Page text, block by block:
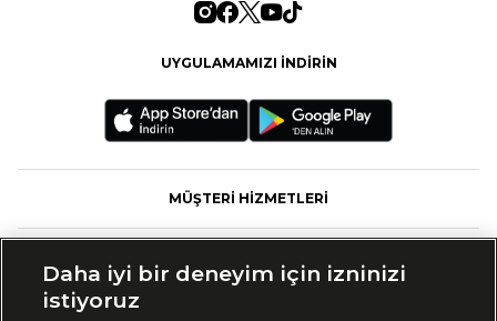
UYGULAMAMIZI İNDİRİN
MÜŞTERİ HİZMETLERİ
Daha iyi bir deneyim için izninizi
istiyoruz